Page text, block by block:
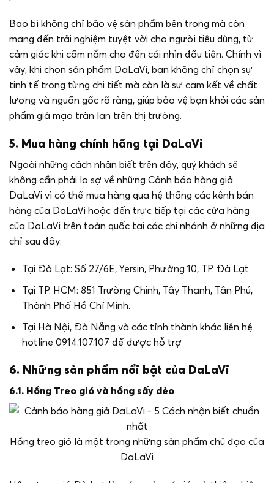
Bao bì không chỉ bảo vệ sản phẩm bên trong mà còn
mang đến trải nghiệm tuyệt vời cho người tiêu dùng, từ
cảm giác khi cầm nắm cho đến cái nhìn đầu tiên. Chính vì
vậy, khi chọn sản phẩm DaLaVi, bạn không chỉ chọn sự
tinh tế trong từng chi tiết mà còn là sự cam kết về chất
lượng và nguồn gốc rõ ràng, giúp bảo vệ bạn khỏi các sản
phẩm giả mạo tràn lan trên thị trường.
5. Mua hàng chính hãng tại DaLaVi
Ngoài những cách nhận biết trên đây, quý khách sẽ
không cần phải lo sợ về những Cảnh báo hàng giả
DaLaVi vì có thể mua hàng qua hệ thống các kênh bán
hàng của DaLaVi hoặc đến trực tiếp tại các cửa hàng
của DaLaVi trên toàn quốc tại các chi nhánh ở những địa
chỉ sau đây:
Tại Đà Lạt: Số 27/6E, Yersin, Phường 10, TP. Đà Lạt
Tại TP. HCM: 851 Trường Chinh, Tây Thạnh, Tân Phú,
Thành Phố Hồ Chí Minh.
Tại Hà Nội, Đà Nẵng và các tỉnh thành khác liên hệ
hotline 0914.107.107 để được hỗ trợ
6. Những sản phẩm nổi bật của DaLaVi
6.1. Hồng Treo gió và hồng sấy dẻo
Hồng treo gió là một trong những sản phẩm chủ đạo của
DaLaVi